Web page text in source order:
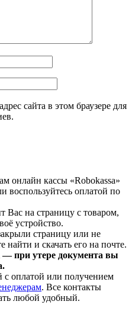
сайта в этом браузере для
онлайн кассы «Robokassa»
оплатой по
Вас на страницу с товаром,
устройство.
страницу или не
найти и скачать его на почте.
при утере документа вы
с оплатой или получением
. Все контакты
любой удобный.